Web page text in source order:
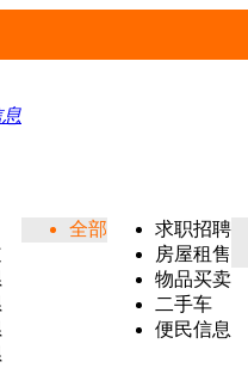
全部
求职招聘
房屋租售
物品买卖
二手车
便民信息